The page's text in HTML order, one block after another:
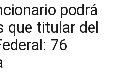
podrá
que titular del
76